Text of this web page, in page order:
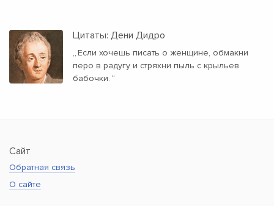
Цитаты: Дени Дидро
„Если хочешь писать о женщине, обмакни
перо в радугу и стряхни пыль с крыльев
бабочки. “
Сайт
Обратная связь
О сайте